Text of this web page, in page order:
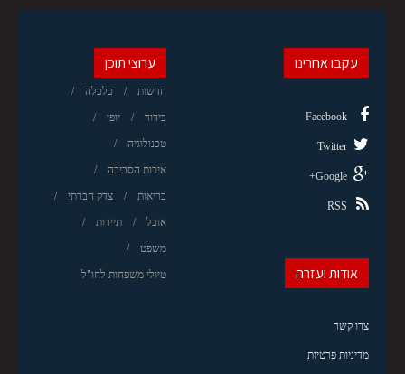
ערוצי תוכן
חדשות כלכלה
בידור יופי
טכנולוגיה
איכות הסביבה
בריאות צדק חברתי
אוכל תיירות
משפט
טיולי משפחות לחו"ל
עקבו אחרינו
Facebook
Twitter
Google+
RSS
אודות ועזרה
צרו קשר
מדיניות פרטיות